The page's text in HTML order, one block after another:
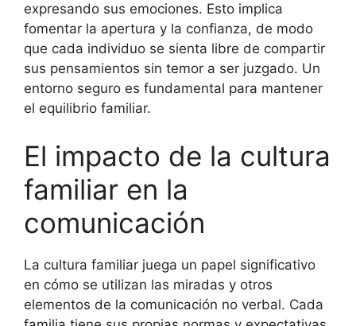
expresando sus emociones. Esto implica
fomentar la apertura y la confianza, de modo
que cada individuo se sienta libre de compartir
sus pensamientos sin temor a ser juzgado. Un
entorno seguro es fundamental para mantener
el equilibrio familiar.
El impacto de la cultura
familiar en la
comunicación
La cultura familiar juega un papel significativo
en cómo se utilizan las miradas y otros
elementos de la comunicación no verbal. Cada